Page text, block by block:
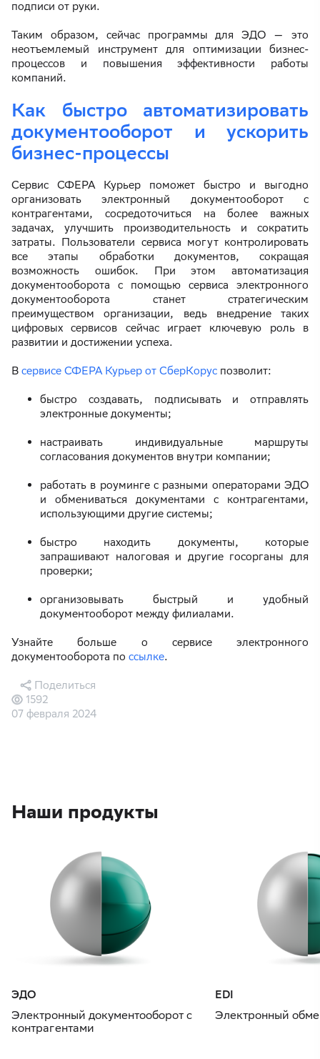
подписи от руки.
Таким образом, сейчас программы для ЭДО — это
неотъемлемый инструмент для оптимизации бизнес-
процессов и повышения эффективности работы
компаний.
Как быстро автоматизировать
документооборот и ускорить
бизнес-процессы
Сервис СФЕРА Курьер поможет быстро и выгодно
организовать электронный документооборот с
контрагентами, сосредоточиться на более важных
задачах, улучшить производительность и сократить
затраты. Пользователи сервиса могут контролировать
все этапы обработки документов, сокращая
возможность ошибок. При этом автоматизация
документооборота с помощью сервиса электронного
документооборота станет стратегическим
преимуществом организации, ведь внедрение таких
цифровых сервисов сейчас играет ключевую роль в
развитии и достижении успеха.
В сервисе СФЕРА Курьер от СберКорус позволит:
быстро создавать, подписывать и отправлять
электронные документы;
настраивать индивидуальные маршруты
согласования документов внутри компании;
работать в роуминге с разными операторами ЭДО
и обмениваться документами с контрагентами,
использующими другие системы;
быстро находить документы, которые
запрашивают налоговая и другие госорганы для
проверки;
организовывать быстрый и удобный
документооборот между филиалами.
Узнайте больше о сервисе электронного
документооборота по ссылке.
07 февраля 2024
1592
Поделиться
Наши продукты
ЭДО
Электронный документооборот с
контрагентами
EDI
Электронный